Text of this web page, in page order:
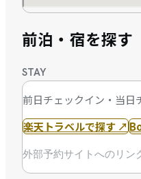
前泊・宿を探す
STAY
前日チェックイン・当日
楽天トラベルで探す ↗
外部予約サイトへのリン